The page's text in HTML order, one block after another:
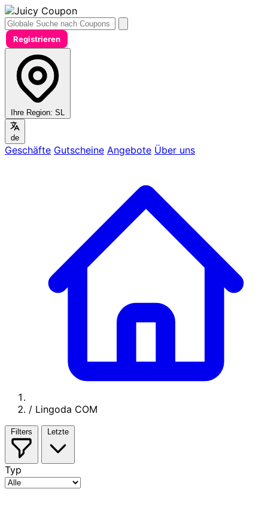
Registrieren
Ihre Region: SL
de
Geschäfte Gutscheine Angebote Über uns
/ Lingoda COM
Filters Letzte
Typ